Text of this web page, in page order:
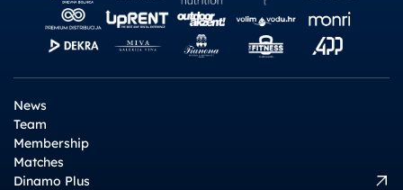
News
Team
Membership
Matches
Dinamo Plus